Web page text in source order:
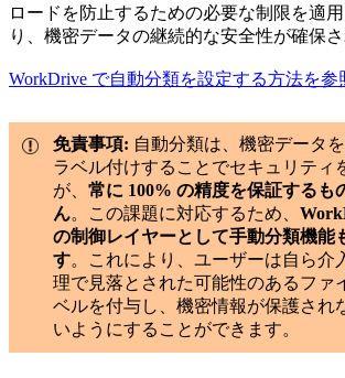
ロードを防止するための必要な制限を適
り、機密データの継続的な安全性が確保さ
WorkDrive で自動分類を設定する方法を参
免責事項: 自動分類は、機密データ
ラベル付けすることでセキュリティ
が、 常に 100% の精度を保証するも
ん。この課題に対応するため、
の制御レイヤーとして手動分類機能
す。これにより、ユーザーは自ら介
理で見落とされた可能性のあるファ
ベルを付与し、機密情報が保護され
いようにすることができます。